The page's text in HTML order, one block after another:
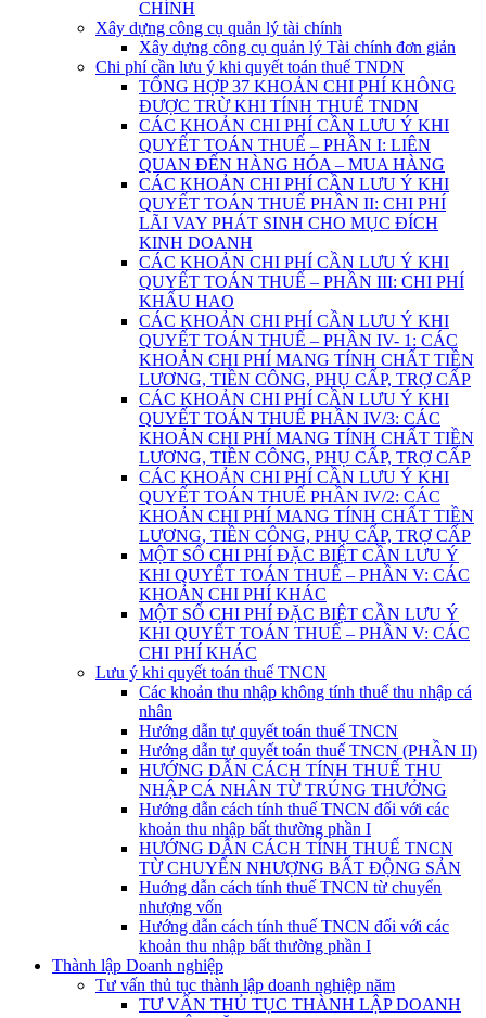
CHÍNH
Xây dựng công cụ quản lý tài chính
Xây dựng công cụ quản lý Tài chính đơn giản
Chi phí cần lưu ý khi quyết toán thuế TNDN
TỔNG HỢP 37 KHOẢN CHI PHÍ KHÔNG
ĐƯỢC TRỪ KHI TÍNH THUẾ TNDN
CÁC KHOẢN CHI PHÍ CẦN LƯU Ý KHI
QUYẾT TOÁN THUẾ – PHẦN I: LIÊN
QUAN ĐẾN HÀNG HÓA – MUA HÀNG
CÁC KHOẢN CHI PHÍ CẦN LƯU Ý KHI
QUYẾT TOÁN THUẾ PHẦN II: CHI PHÍ
LÃI VAY PHÁT SINH CHO MỤC ĐÍCH
KINH DOANH
CÁC KHOẢN CHI PHÍ CẦN LƯU Ý KHI
QUYẾT TOÁN THUẾ – PHẦN III: CHI PHÍ
KHẤU HAO
CÁC KHOẢN CHI PHÍ CẦN LƯU Ý KHI
QUYẾT TOÁN THUẾ – PHẦN IV- 1: CÁC
KHOẢN CHI PHÍ MANG TÍNH CHẤT TIỀN
LƯƠNG, TIỀN CÔNG, PHỤ CẤP, TRỢ CẤP
CÁC KHOẢN CHI PHÍ CẦN LƯU Ý KHI
QUYẾT TOÁN THUẾ PHẦN IV/3: CÁC
KHOẢN CHI PHÍ MANG TÍNH CHẤT TIỀN
LƯƠNG, TIỀN CÔNG, PHỤ CẤP, TRỢ CẤP
CÁC KHOẢN CHI PHÍ CẦN LƯU Ý KHI
QUYẾT TOÁN THUẾ PHẦN IV/2: CÁC
KHOẢN CHI PHÍ MANG TÍNH CHẤT TIỀN
LƯƠNG, TIỀN CÔNG, PHỤ CẤP, TRỢ CẤP
MỘT SỐ CHI PHÍ ĐẶC BIỆT CẦN LƯU Ý
KHI QUYẾT TOÁN THUẾ – PHẦN V: CÁC
KHOẢN CHI PHÍ KHÁC
MỘT SỐ CHI PHÍ ĐẶC BIỆT CẦN LƯU Ý
KHI QUYẾT TOÁN THUẾ – PHẦN V: CÁC
CHI PHÍ KHÁC
Lưu ý khi quyết toán thuế TNCN
Các khoản thu nhập không tính thuế thu nhập cá
nhân
Hướng dẫn tự quyết toán thuế TNCN
Hướng dẫn tự quyết toán thuế TNCN (PHẦN II)
HƯỚNG DẪN CÁCH TÍNH THUẾ THU
NHẬP CÁ NHÂN TỪ TRÚNG THƯỞNG
Hướng dẫn cách tính thuế TNCN đối với các
khoản thu nhập bất thường phần I
HƯỚNG DẪN CÁCH TÍNH THUẾ TNCN
TỪ CHUYỂN NHƯỢNG BẤT ĐỘNG SẢN
Huớng dẫn cách tính thuế TNCN từ chuyển
nhượng vốn
Hướng dẫn cách tính thuế TNCN đối với các
khoản thu nhập bất thường phần I
Thành lập Doanh nghiệp
Tư vấn thủ tục thành lập doanh nghiệp năm
TƯ VẤN THỦ TỤC THÀNH LẬP DOANH